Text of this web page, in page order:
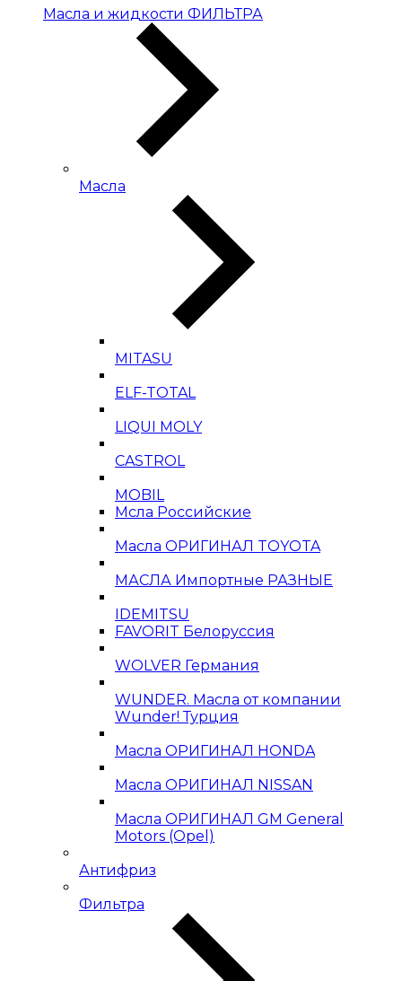
Масла и жидкости ФИЛЬТРА
Масла
MITASU
ELF-TOTAL
LIQUI MOLY
CASTROL
MOBIL
Мсла Российские
Масла ОРИГИНАЛ TOYOTA
МАСЛА Импортные РАЗНЫЕ
IDEMITSU
FAVORIT Белоруссия
WOLVER Германия
WUNDER. Масла от компании
Wunder! Турция
Масла ОРИГИНАЛ HONDA
Масла ОРИГИНАЛ NISSAN
Масла ОРИГИНАЛ GM General
Motors (Opel)
Антифриз
Фильтра